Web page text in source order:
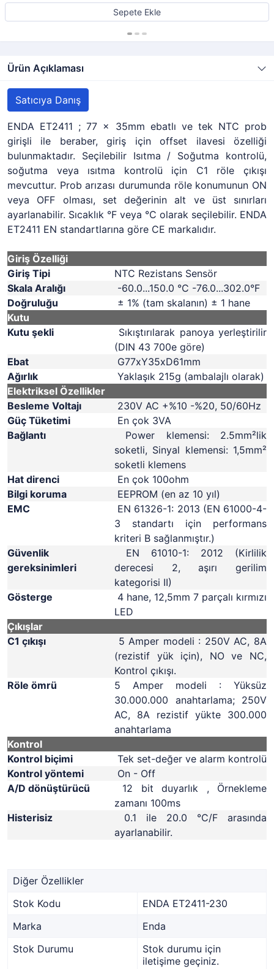
Sepete Ekle
Ürün Açıklaması
Satıcıya Danış
ENDA ET2411 ; 77 x 35mm ebatlı ve tek NTC prob
girişli ile beraber, giriş için offset ilavesi özelliği
bulunmaktadır. Seçilebilir Isıtma / Soğutma kontrolü,
soğutma veya ısıtma kontrolü için C1 röle çıkışı
mevcuttur. Prob arızası durumunda röle konumunun ON
veya OFF olması, set değerinin alt ve üst sınırları
ayarlanabilir. Sıcaklık °F veya °C olarak seçilebilir. ENDA
ET2411 EN standartlarına göre CE markalıdır.
Giriş Özelliği
Giriş Tipi
NTC Rezistans Sensör
Skala Aralığı
-60.0...150.0 °C -76.0...302.0°F
Doğruluğu
± 1% (tam skalanın) ± 1 hane
Kutu
Kutu şekli
Sıkıştırılarak panoya yerleştirilir
(DIN 43 700e göre)
Ebat
G77xY35xD61mm
Ağırlık
Yaklaşık 215g (ambalajlı olarak)
Elektriksel Özellikler
Besleme Voltajı
230V AC +%10 -%20, 50/60Hz
Güç Tüketimi
En çok 3VA
Bağlantı
Power klemensi: 2.5mm²lik
soketli, Sinyal klemensi: 1,5mm²
soketli klemens
Hat direnci
En çok 100ohm
Bilgi koruma
EEPROM (en az 10 yıl)
EMC
EN 61326-1: 2013 (EN 61000-4-
3 standartı için performans
kriteri B sağlanmıştır.)
Güvenlik
gereksinimleri
EN 61010-1: 2012 (Kirlilik
derecesi 2, aşırı gerilim
kategorisi II)
Gösterge
4 hane, 12,5mm 7 parçalı kırmızı
LED
Çıkışlar
C1 çıkışı
5 Amper modeli : 250V AC, 8A
(rezistif yük için), NO ve NC,
Kontrol çıkışı.
Röle ömrü
5 Amper modeli : Yüksüz
30.000.000 anahtarlama; 250V
AC, 8A rezistif yükte 300.000
anahtarlama
Kontrol
Kontrol biçimi
Tek set-değer ve alarm kontrolü
Kontrol yöntemi
On - Off
A/D dönüştürücü
12 bit duyarlık , Örnekleme
zamanı 100ms
Histerisiz
0.1 ile 20.0 °C/F arasında
ayarlanabilir.
Diğer Özellikler
Stok Kodu
ENDA ET2411-230
Marka
Enda
Stok Durumu
Stok durumu için
iletişime geçiniz.